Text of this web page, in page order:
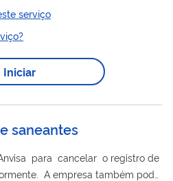
as Boas Práticas de Fabricação.
de Distribuição e/ou
emitido pela Anvisa
estabelecimento cumpre com as
e Armazenagem ou Boas Práticas
cadastrada na...
serviço
Iniciar
saneantes